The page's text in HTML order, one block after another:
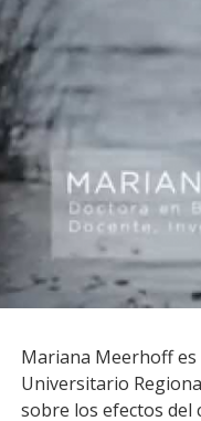
Facebook
Mariana Meerhoff es
Universitario
sobre los efectos del